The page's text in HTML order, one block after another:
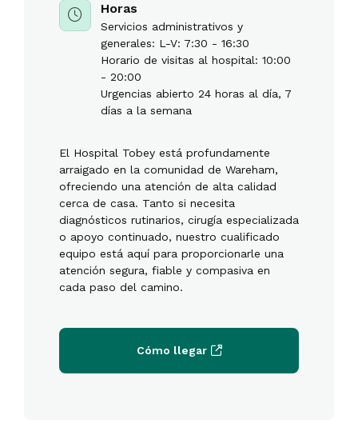
Horas
Servicios administrativos y
generales: L-V: 7:30 - 16:30
Horario de visitas al hospital: 10:00
- 20:00
Urgencias abierto 24 horas al día, 7
días a la semana
El Hospital Tobey está profundamente
arraigado en la comunidad de Wareham,
ofreciendo una atención de alta calidad
cerca de casa. Tanto si necesita
diagnósticos rutinarios, cirugía especializada
o apoyo continuado, nuestro cualificado
equipo está aquí para proporcionarle una
atención segura, fiable y compasiva en
cada paso del camino.
Cómo llegar